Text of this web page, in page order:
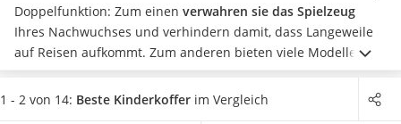
Trekkingschuhe Herren
Reisetasche mit Rollen
Klimmzugstation
Koffer
Nachtsichtgerät
Doppelfunktion: Zum einen verwahren sie das Spielzeug
Ihres Nachwuchses und verhindern damit, dass Langeweile
auf Reisen aufkommt. Zum anderen bieten viele Modelle eine
Sitzmöglichkeit für unterwegs. Mithilfe eines Gurts oder
Teleskopgriffs können Sie die Kids auf ihrem
bequem
1 - 2 von 14: Beste Kinderkoffer im Vergleich